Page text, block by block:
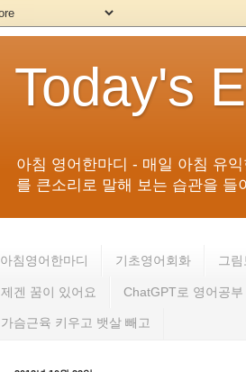
Today's
아침 영어한마디 - 매일 아침 유
를 큰소리로 말해 보는 습관을 들
아침영어한마디 기초영어회화 그
제겐 꿈이 있어요 ChatGPT로 영어공부
가슴근육 키우고 뱃살 빼고